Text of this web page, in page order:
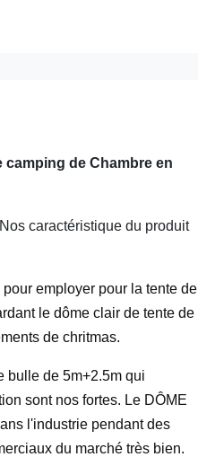
de Chambre en
caractéristique du produit
employer pour la tente de
le dôme clair de tente de
de chritmas.
bulle de 5m+2.5m qui
sont nos fortes. Le DÔME
l'industrie pendant des
du marché très bien.